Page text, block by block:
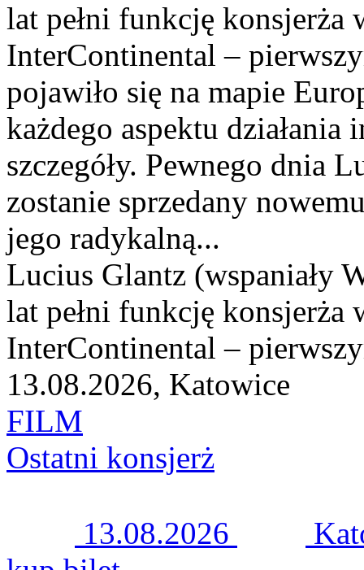
lat pełni funkcję konsjerża
InterContinental –
pojawiło się na mapie
każdego aspektu
szczegóły. Pewnego dnia
zostanie sprzedany
jego radykalną...
Lucius Glantz (wspaniały
lat pełni funkcję konsjerża
InterContinental –
13.08.2026, Katowice
FILM
Ostatni konsjerż
13.08.2026